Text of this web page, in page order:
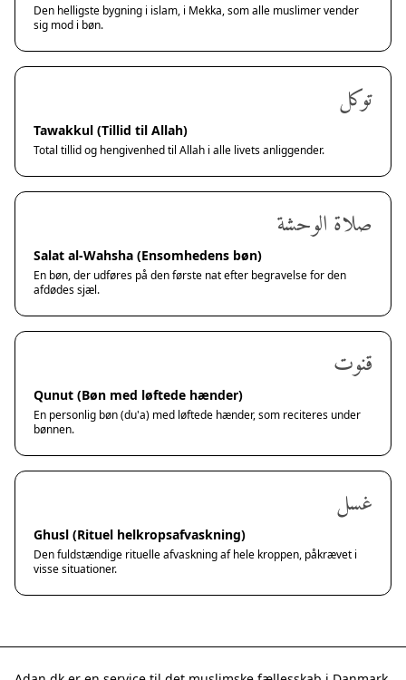
Den helligste bygning i islam, i Mekka, som alle muslimer vender
sig mod i bøn.
توكل
Tawakkul (Tillid til Allah)
Total tillid og hengivenhed til Allah i alle livets anliggender.
صلاة الوحشة
Salat al-Wahsha (Ensomhedens bøn)
En bøn, der udføres på den første nat efter begravelse for den
afdødes sjæl.
قنوت
Qunut (Bøn med løftede hænder)
En personlig bøn (du'a) med løftede hænder, som reciteres under
bønnen.
غسل
Ghusl (Rituel helkropsafvaskning)
Den fuldstændige rituelle afvaskning af hele kroppen, påkrævet i
visse situationer.